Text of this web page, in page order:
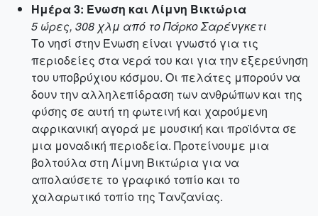
Ημέρα 3: Ένωση και Λίμνη Βικτώρια
5 ώρες, 308 χλμ από το Πάρκο Σαρένγκετι
Το νησί στην Ένωση είναι γνωστό για τις
περιοδείες στα νερά του και για την εξερεύνηση
του υποβρύχιου κόσμου. Οι πελάτες μπορούν να
δουν την αλληλεπίδραση των ανθρώπων και της
φύσης σε αυτή τη φωτεινή και χαρούμενη
αφρικανική αγορά με μουσική και προϊόντα σε
μια μοναδική περιοδεία. Προτείνουμε μια
βολτούλα στη Λίμνη Βικτώρια για να
απολαύσετε το γραφικό τοπίο και το
χαλαρωτικό τοπίο της Τανζανίας.